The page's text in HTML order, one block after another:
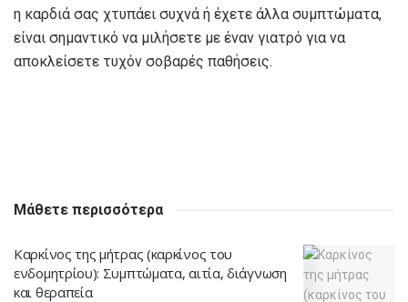
η καρδιά σας χτυπάει συχνά ή έχετε άλλα συμπτώματα,
είναι σημαντικό να μιλήσετε με έναν γιατρό για να
αποκλείσετε τυχόν σοβαρές παθήσεις.
Μάθετε περισσότερα
Καρκίνος της μήτρας (καρκίνος του
ενδομητρίου): Συμπτώματα, αιτία, διάγνωση
και θεραπεία